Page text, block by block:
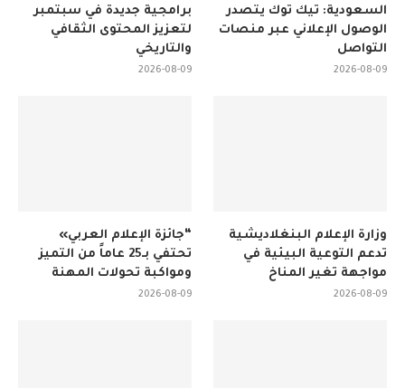
برامجية جديدة في سبتمبر
لتعزيز المحتوى الثقافي
والتاريخي
2026-08-09
السعودية: تيك توك يتصدر
الوصول الإعلاني عبر منصات
التواصل
2026-08-09
“جائزة الإعلام العربي»
تحتفي بـ25 عاماً من التميز
ومواكبة تحولات المهنة
2026-08-09
وزارة الإعلام البنغلاديشية
تدعم التوعية البيئية في
مواجهة تغير المناخ
2026-08-09